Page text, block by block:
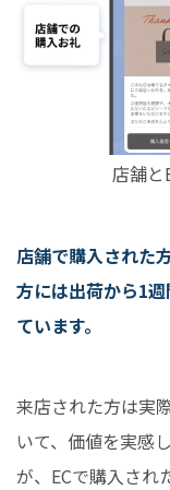
店舗と
店舗で購入された
方には出荷から1
ています。
来店された方は実
いて、価値を実感
が、ECで購入され